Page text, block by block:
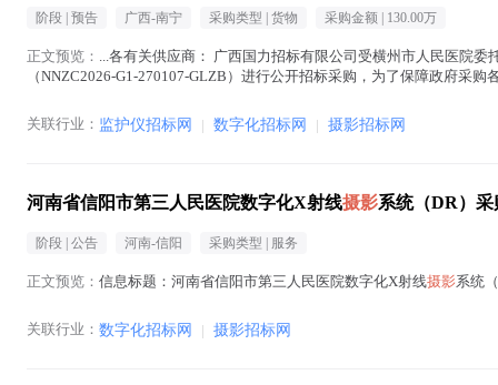
阶段 | 预告 广西-南宁 采购类型 | 货物 采购金额 | 130.00万
正文预览： ...各有关供应商： 广西国力招标有限公司受横州市人民医院委
（NNZC2026-G1-270107-GLZB）进行公开招标采购，为了保障政府采
关联行业： 监护仪招标网 | 数字化招标网 | 摄影招标网
河南省信阳市第三人民医院数字化X射线摄影系统（DR）
阶段 | 公告 河南-信阳 采购类型 | 服务
正文预览： 信息标题：河南省信阳市第三人民医院数字化X射线摄影系统
关联行业： 数字化招标网 | 摄影招标网